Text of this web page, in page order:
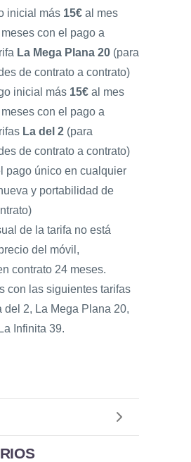
inicial más 15€ al mes
con el pago a
La Mega Plana 20 (para
de contrato a contrato)
inicial más 15€ al mes
con el pago a
La del 2 (para
de contrato a contrato)
pago único en cualquier
y portabilidad de
de la tarifa no está
del móvil,
contrato 24 meses.
con las siguientes tarifas
del 2, La Mega Plana 20,
Infinita 39.